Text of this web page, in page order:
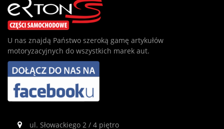
U nas znajdą Państwo szeroką gamę artykułów
motoryzacyjnych do wszystkich marek aut.
ul. Słowackiego 2 / 4 piętro